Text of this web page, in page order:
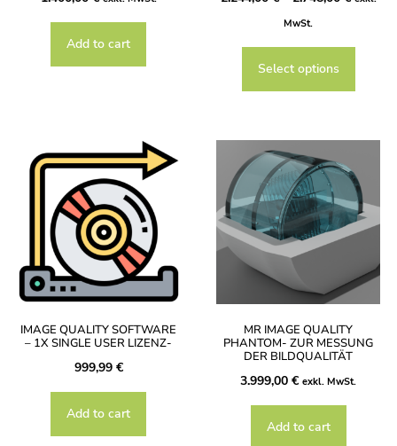
Add to cart
MwSt.
Select options
IMAGE QUALITY SOFTWARE
– 1X SINGLE USER LIZENZ-
999,99 €
Add to cart
MR IMAGE QUALITY
PHANTOM- ZUR MESSUNG
DER BILDQUALITÄT
3.999,00€ exkl. MwSt.
Add to cart